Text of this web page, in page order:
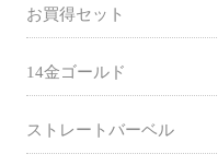
お買得セット
14金ゴールド
ストレートバーベル